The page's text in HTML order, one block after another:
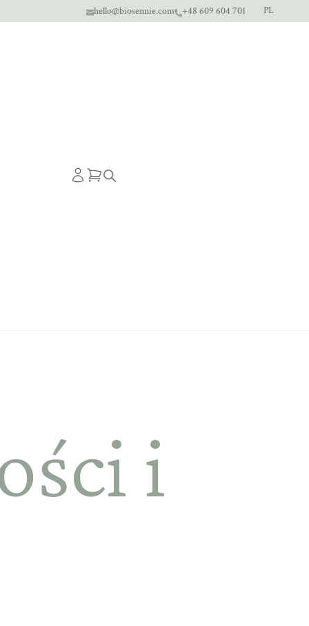
PL
+48 609 604 701
hello@biosennie.com
i